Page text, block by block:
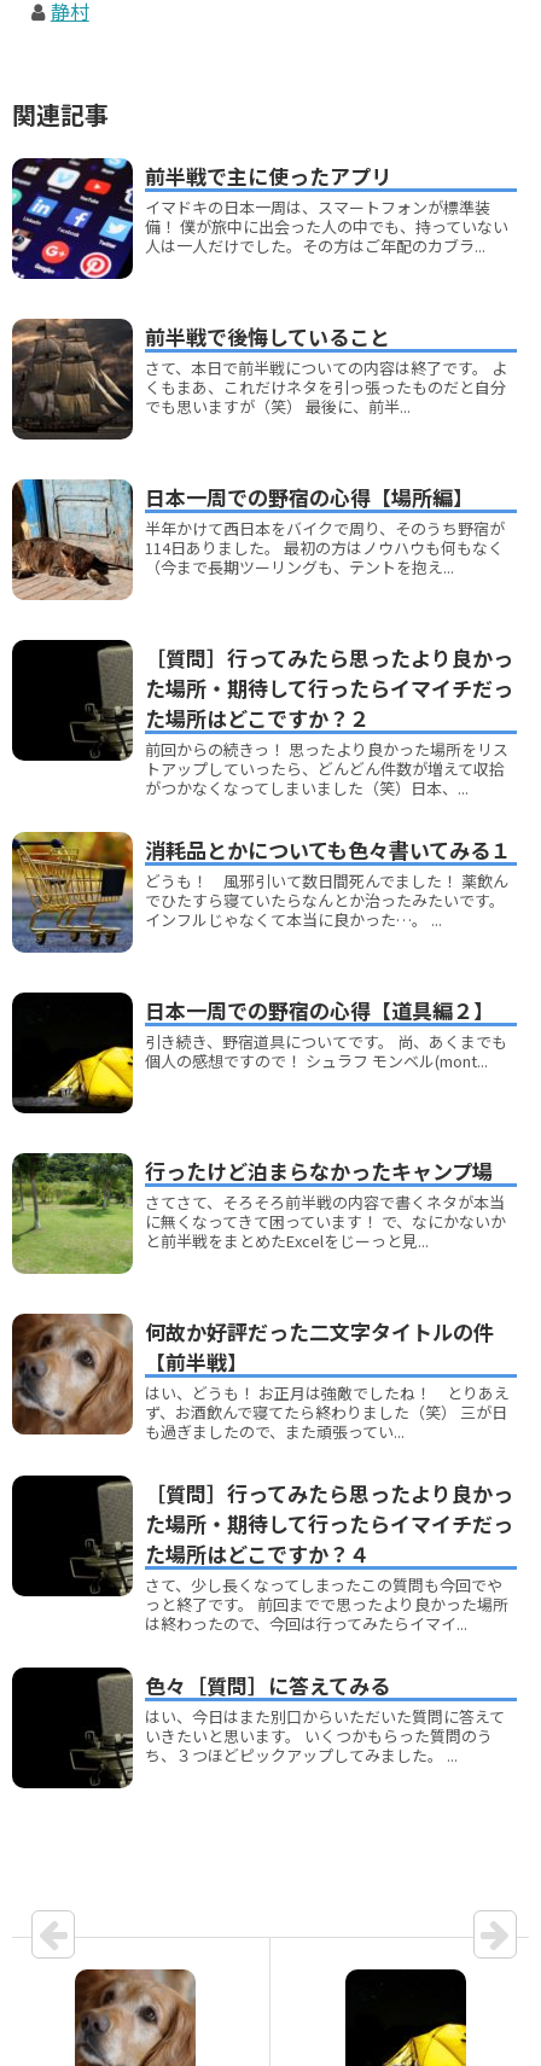
静村
関連記事
前半戦で主に使ったアプリ
イマドキの日本一周は、スマートフォンが標準装
備！ 僕が旅中に出会った人の中でも、持っていない
人は一人だけでした。その方はご年配のカブラ...
前半戦で後悔していること
さて、本日で前半戦についての内容は終了です。 よ
くもまあ、これだけネタを引っ張ったものだと自分
でも思いますが（笑） 最後に、前半...
日本一周での野宿の心得【場所編】
半年かけて西日本をバイクで周り、そのうち野宿が
114日ありました。 最初の方はノウハウも何もなく
（今まで長期ツーリングも、テントを抱え...
［質問］行ってみたら思ったより良かっ
た場所・期待して行ったらイマイチだっ
た場所はどこですか？２
前回からの続きっ！ 思ったより良かった場所をリス
トアップしていったら、どんどん件数が増えて収拾
がつかなくなってしまいました（笑）日本、...
消耗品とかについても色々書いてみる１
どうも！ 風邪引いて数日間死んでました！ 薬飲ん
でひたすら寝ていたらなんとか治ったみたいです。
インフルじゃなくて本当に良かった…。 ...
日本一周での野宿の心得【道具編２】
引き続き、野宿道具についてです。 尚、あくまでも
個人の感想ですので！ シュラフ モンベル(mont...
行ったけど泊まらなかったキャンプ場
さてさて、そろそろ前半戦の内容で書くネタが本当
に無くなってきて困っています！ で、なにかないか
と前半戦をまとめたExcelをじーっと見...
何故か好評だった二文字タイトルの件
【前半戦】
はい、どうも！ お正月は強敵でしたね！ とりあえ
ず、お酒飲んで寝てたら終わりました（笑） 三が日
も過ぎましたので、また頑張ってい...
［質問］行ってみたら思ったより良かっ
た場所・期待して行ったらイマイチだっ
た場所はどこですか？４
さて、少し長くなってしまったこの質問も今回でや
っと終了です。 前回までで思ったより良かった場所
は終わったので、今回は行ってみたらイマイ...
色々［質問］に答えてみる
はい、今日はまた別口からいただいた質問に答えて
いきたいと思います。 いくつかもらった質問のう
ち、３つほどピックアップしてみました。 ...